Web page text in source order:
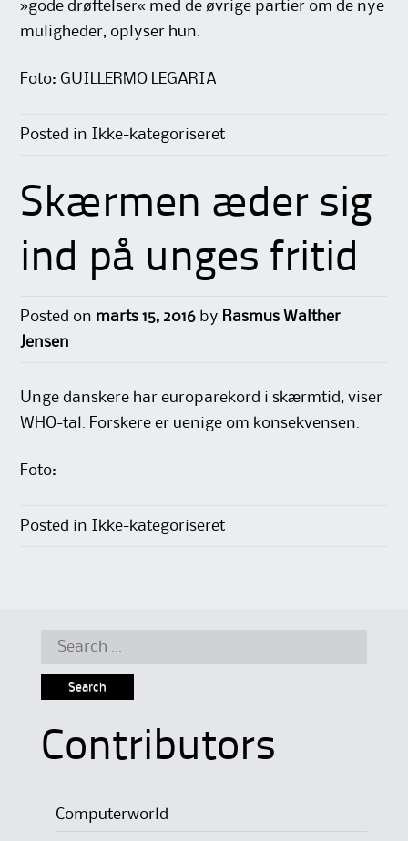
»gode drøftelser« med de øvrige partier om de nye
muligheder, oplyser hun.
Foto: GUILLERMO LEGARIA
Posted in Ikke-kategoriseret
Skærmen æder sig
ind på unges fritid
Posted on marts 15, 2016 by Rasmus Walther
Jensen
Unge danskere har europarekord i skærmtid, viser
WHO-tal. Forskere er uenige om konsekvensen.
Foto:
Posted in Ikke-kategoriseret
Search
Contributors
Computerworld